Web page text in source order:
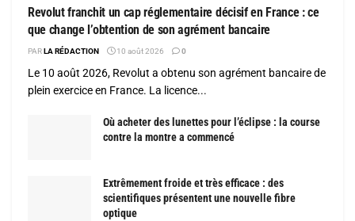
Revolut franchit un cap réglementaire décisif en France : ce
que change l’obtention de son agrément bancaire
PARLA RÉDACTION 10 août 2026 0
Le 10 août 2026, Revolut a obtenu son agrément bancaire de
plein exercice en France. La licence...
Où acheter des lunettes pour l’éclipse : la course
contre la montre a commencé
Extrêmement froide et très efficace : des
scientifiques présentent une nouvelle fibre
optique